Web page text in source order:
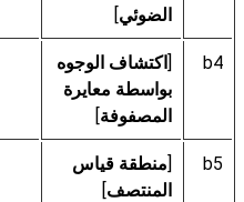
الضوئي]
b4
[اكتشاف الوجوه
بواسطة معايرة
المصفوفة]
b5
[منطقة قياس
المنتصف]